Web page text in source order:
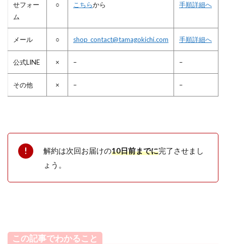
せフォー
ム
○ こちらから 手順詳細へ
メール ○ shop_contact@tamagokichi.com 手順詳細へ
公式LINE × – –
その他 × – –
解約は次回お届けの10日前までに完了させまし
ょう。
この記事でわかること